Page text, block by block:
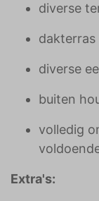
diverse
dakterras
diverse
buiten
volledig
Extra's: